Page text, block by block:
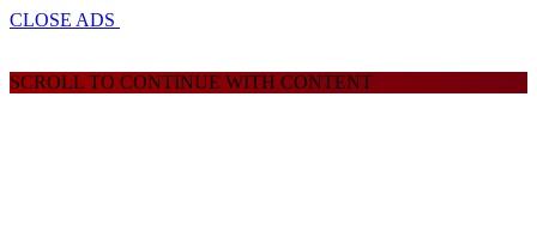
CLOSE ADS
SCROLL TO CONTINUE WITH CONTENT